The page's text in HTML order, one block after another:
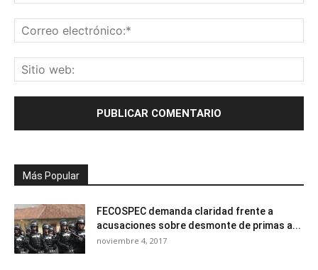
Más Popular
FECOSPEC demanda claridad frente a
acusaciones sobre desmonte de primas a...
noviembre 4, 2017